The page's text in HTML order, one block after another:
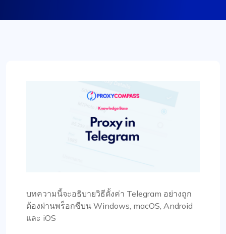
บทความนี้จะอธิบายวิธีตั้งค่า Telegram อย่างถูก
ต้องผ่านพร็อกซีบน Windows, macOS, Android
และ iOS